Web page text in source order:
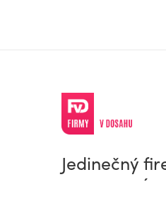
Jedinečný
a pracovní